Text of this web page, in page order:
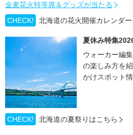
金麦花火特等席＆グッズが当たる
CHECK!
北海道の花火開催カレンダー
夏休み特集
ウォーカー編
の楽しみ方を
かけスポット
CHECK! 北海道の夏祭りはこちら